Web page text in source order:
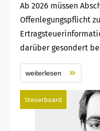
Ab 2026 müssen
Offenlegungspflicht
darüber gesondert
weiterlesen
Steuerboard